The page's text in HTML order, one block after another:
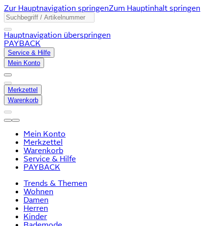
Zur Hauptnavigation springenZum Hauptinhalt springen
Hauptnavigation überspringen
PAYBACK
Service & Hilfe
Mein Konto
Merkzettel
Warenkorb
Mein Konto
Merkzettel
Warenkorb
Service & Hilfe
PAYBACK
Trends & Themen
Wohnen
Damen
Herren
Kinder